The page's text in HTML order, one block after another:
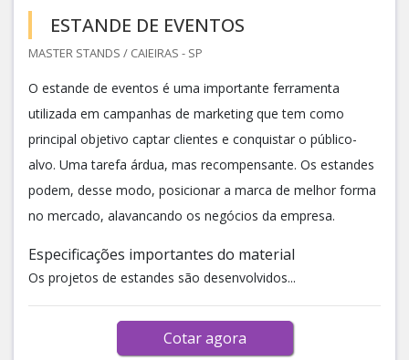
ESTANDE DE EVENTOS
MASTER STANDS / CAIEIRAS - SP
O estande de eventos é uma importante ferramenta
utilizada em campanhas de marketing que tem como
principal objetivo captar clientes e conquistar o público-
alvo. Uma tarefa árdua, mas recompensante. Os estandes
podem, desse modo, posicionar a marca de melhor forma
no mercado, alavancando os negócios da empresa.
Especificações importantes do material
Os projetos de estandes são desenvolvidos...
Cotar agora